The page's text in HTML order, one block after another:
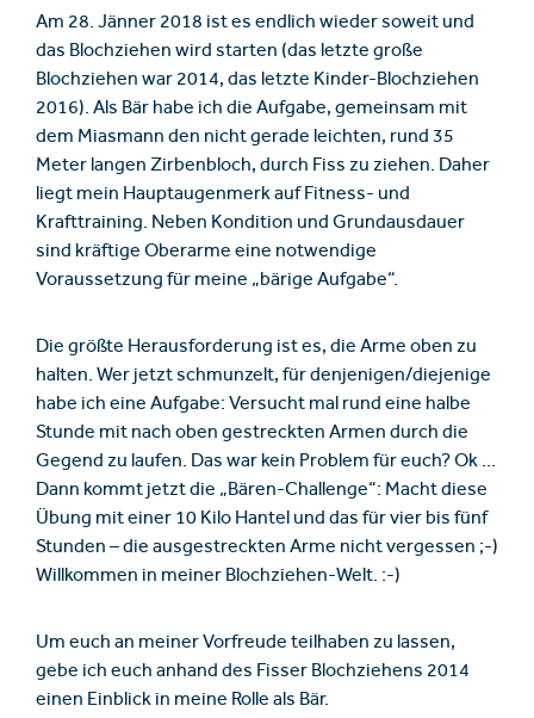
Am 28. Jänner 2018 ist es endlich wieder soweit und
das Blochziehen wird starten (das letzte große
Blochziehen war 2014, das letzte Kinder-Blochziehen
2016). Als Bär habe ich die Aufgabe, gemeinsam mit
dem Miasmann den nicht gerade leichten, rund 35
Meter langen Zirbenbloch, durch Fiss zu ziehen. Daher
liegt mein Hauptaugenmerk auf Fitness- und
Krafttraining. Neben Kondition und Grundausdauer
sind kräftige Oberarme eine notwendige
Voraussetzung für meine „bärige Aufgabe“.
Die größte Herausforderung ist es, die Arme oben zu
halten. Wer jetzt schmunzelt, für denjenigen/diejenige
habe ich eine Aufgabe: Versucht mal rund eine halbe
Stunde mit nach oben gestreckten Armen durch die
Gegend zu laufen. Das war kein Problem für euch? Ok …
Dann kommt jetzt die „Bären-Challenge“: Macht diese
Übung mit einer 10 Kilo Hantel und das für vier bis fünf
Stunden – die ausgestreckten Arme nicht vergessen ;-)
Willkommen in meiner Blochziehen-Welt. :-)
Um euch an meiner Vorfreude teilhaben zu lassen,
gebe ich euch anhand des Fisser Blochziehens 2014
einen Einblick in meine Rolle als Bär.